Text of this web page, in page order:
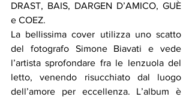
DRAST, BAIS, DARGEN D’AMICO, GUÈ
e COEZ.
La bellissima cover utilizza uno scatto
del fotografo Simone Biavati e vede
l’artista sprofondare fra le lenzuola del
letto, venendo risucchiato dal luogo
dell’amore per eccellenza. L’album è